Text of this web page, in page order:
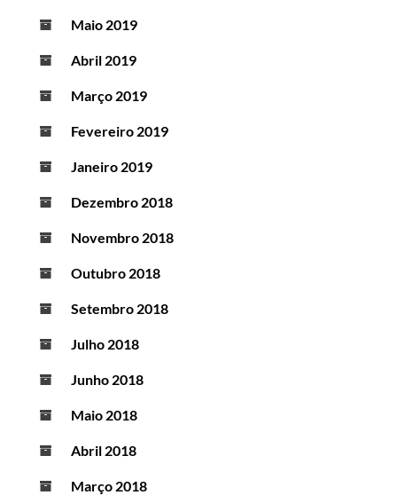
Maio 2019
Abril 2019
Março 2019
Fevereiro 2019
Janeiro 2019
Dezembro 2018
Novembro 2018
Outubro 2018
Setembro 2018
Julho 2018
Junho 2018
Maio 2018
Abril 2018
Março 2018